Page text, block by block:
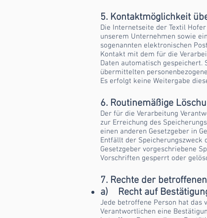
5. Kontaktmöglichkeit
Die Internetseite der Textil
unserem Unternehmen sowie
sogenannten elektronischen
Kontakt mit dem für die
Daten automatisch
übermittelten
Es erfolgt keine Weitergabe
6. Routinemäßige
Der für die Verarbeitung
zur Erreichung des
einen anderen Gesetzgeber in
Entfällt der Speicherungszweck
Gesetzgeber vorgeschriebene
Vorschriften gesperrt oder
7. Rechte der
a) Recht auf
Jede betroffene Person hat das
Verantwortlichen eine